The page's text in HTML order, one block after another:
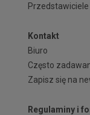
Przedstawiciele
Kontakt
Biuro
Często
Zapisz się na
Regulaminy i